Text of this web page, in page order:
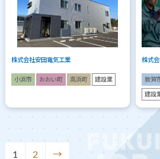
株式会社安田電気工業
小浜市 おおい町 高浜町 建設業
株式
敦賀
建設
1 2 →